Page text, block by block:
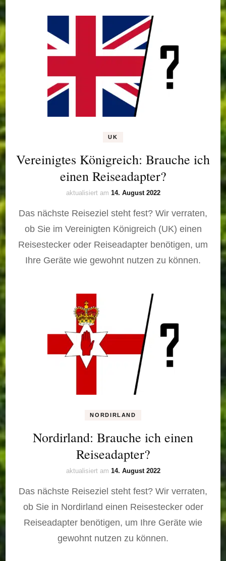
UK
Vereinigtes Königreich: Brauche ich
einen Reiseadapter?
aktualisiert am 14. August 2022
Das nächste Reiseziel steht fest? Wir verraten,
ob Sie im Vereinigten Königreich (UK) einen
Reisestecker oder Reiseadapter benötigen, um
Ihre Geräte wie gewohnt nutzen zu können.
NORDIRLAND
Nordirland: Brauche ich einen
Reiseadapter?
aktualisiert am 14. August 2022
Das nächste Reiseziel steht fest? Wir verraten,
ob Sie in Nordirland einen Reisestecker oder
Reiseadapter benötigen, um Ihre Geräte wie
gewohnt nutzen zu können.